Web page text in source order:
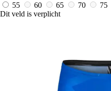
55
60 65 70 75
Dit veld is verplicht